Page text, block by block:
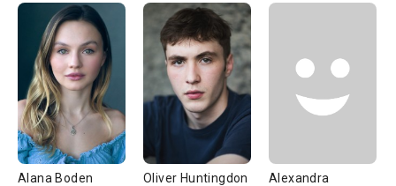
Alana Boden Oliver Huntingdon
Alexandra